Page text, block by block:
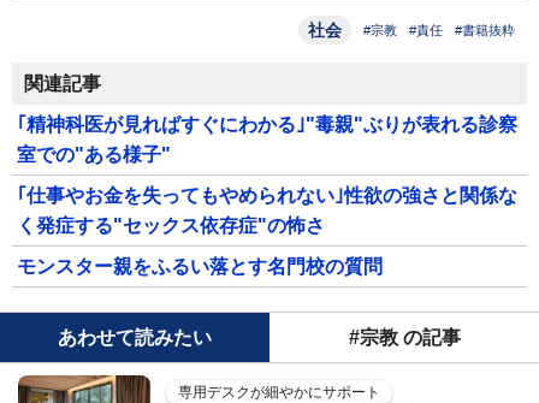
社会 #宗教 #責任 #書籍抜粋
関連記事
｢精神科医が見ればすぐにわかる｣"毒親"ぶりが表れる診察
室での"ある様子"
｢仕事やお金を失ってもやめられない｣性欲の強さと関係な
く発症する"セックス依存症"の怖さ
モンスター親をふるい落とす名門校の質問
あわせて読みたい #宗教 の記事
専用デスクが細やかにサポート